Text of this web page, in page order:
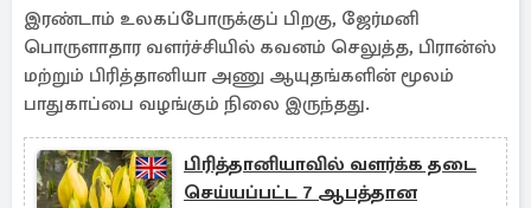
இரண்டாம் உலகப்போருக்குப் பிறகு, ஜேர்மனி
பொருளாதார வளர்ச்சியில் கவனம் செலுத்த, பிரான்ஸ்
மற்றும் பிரித்தானியா அணு ஆயுதங்களின் மூலம்
பாதுகாப்பை வழங்கும் நிலை இருந்தது.
பிரித்தானியாவில் வளர்க்க தடை
செய்யப்பட்ட 7 ஆபத்தான